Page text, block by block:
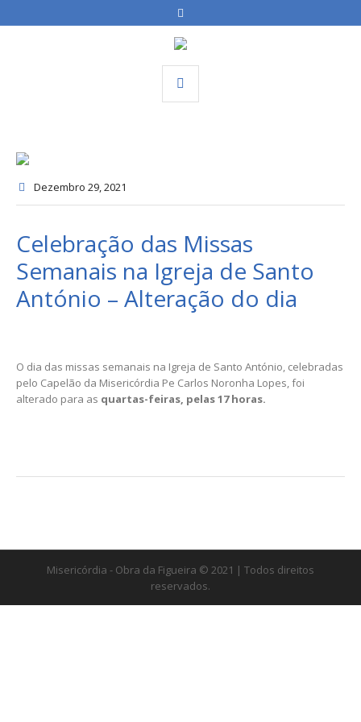
Dezembro 29, 2021
Celebração das Missas
Semanais na Igreja de Santo
António – Alteração do dia
O dia das missas semanais na Igreja de Santo António, celebradas
pelo Capelão da Misericórdia Pe Carlos Noronha Lopes, foi
alterado para as quartas-feiras, pelas 17 horas.
Misericórdia - Obra da Figueira © 2021 | Todos direitos
reservados.